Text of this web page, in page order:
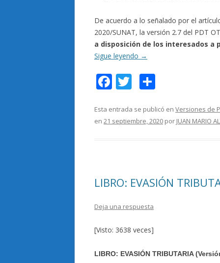
De acuerdo a lo señalado por el
2020/SUNAT, la versión 2.7 del PDT
a disposición de los interesados a
Sigue leyendo →
F
e
b
k
T
itt
er
m
p
r
Esta entrada se publicó en Versiones de
en 21 septiembre, 2020 por JUAN MARIO
LIBRO: EVASIÓN
Deja una respuesta
[Visto: 3638 veces]
LIBRO: EVASIÓN TRIBUTARIA